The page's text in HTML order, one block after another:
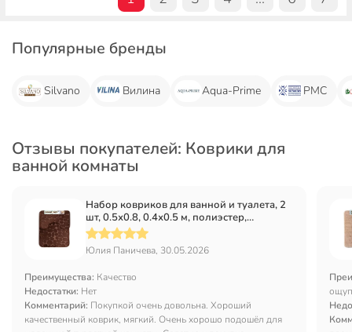
Популярные бренды
Silvano Вилина Aqua-Prime РМС
Отзывы покупателей: Коврики для
ванной комнаты
Набор ковриков для ванной и туалета, 2
шт, 0.5х0.8, 0.4х0.5 м, полиэстер,
шоколадный, Камешки, Y9-035
Юлия Паничева, 30.05.2026
Преимущества: Качество
Недостатки: Нет
Комментарий: Покупкой очень довольна. Хороший
качественный коврик, мягкий. Очень хорошо подошёл для